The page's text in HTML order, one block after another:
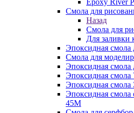
Epoxy River
Смола для
Назад
Смола для
Для заливки
Эпоксидная смола
Смола для
Эпоксидная смола
Эпоксидная смола
Эпоксидная
Эпоксидная
45М